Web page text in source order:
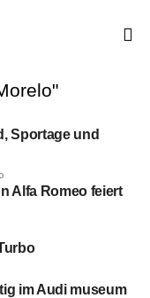
Sportage und
Alfa Romeo feiert
im Audi museum